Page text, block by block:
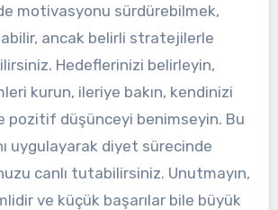
motivasyonu sürdürebilmek,
ancak belirli stratejilerle
Hedeflerinizi belirleyin,
kurun, ileriye bakın, kendinizi
pozitif düşünceyi benimseyin. Bu
uygulayarak diyet sürecinde
canlı tutabilirsiniz. Unutmayın,
ve küçük başarılar bile büyük